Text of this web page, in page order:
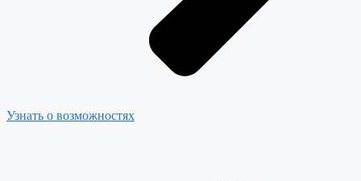
Узнать о возможностях